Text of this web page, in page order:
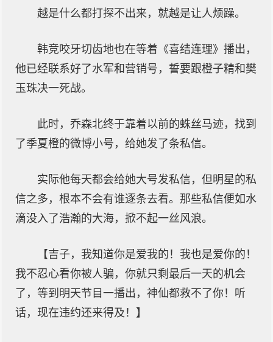
越是什么都打探不出来，就越是让人烦躁。
韩竞咬牙切齿地也在等着《喜结连理》播出，
他已经联系好了水军和营销号，誓要跟橙子精和樊
玉珠决一死战。
此时，乔森北终于靠着以前的蛛丝马迹，找到
了季夏橙的微博小号，给她发了条私信。
实际他每天都会给她大号发私信，但明星的私
信之多，根本不会有谁逐条去看。那些私信便如水
滴没入了浩瀚的大海，掀不起一丝风浪。
【吉子，我知道你是爱我的！我也是爱你的！
我不忍心看你被人骗，你就只剩最后一天的机会
了，等到明天节目一播出，神仙都救不了你！听
话，现在违约还来得及！】